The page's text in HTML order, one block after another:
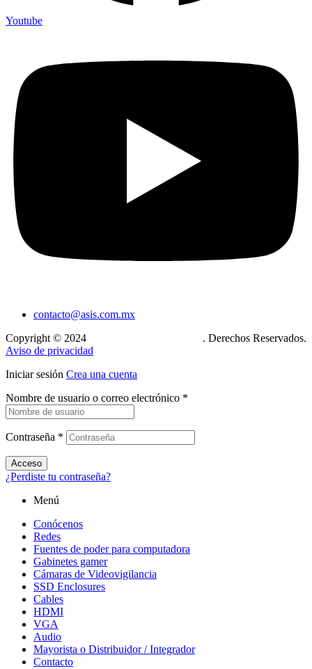
Youtube
contacto@asis.com.mx
Copyright © 2024
. Derechos Reservados.
Aviso de privacidad
Iniciar sesión Crea una cuenta
Nombre de usuario o correo electrónico *
Contraseña *
Acceso
¿Perdiste tu contraseña?
Menú
Conócenos
Redes
Fuentes de poder para computadora
Gabinetes gamer
Cámaras de Videovigilancia
SSD Enclosures
Cables
HDMI
VGA
Audio
Mayorista o Distribuidor / Integrador
Contacto